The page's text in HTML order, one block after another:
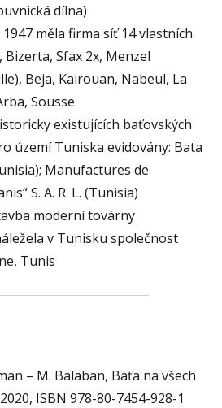
dílna)
měla firma síť 14 vlastních
Sfax 2x, Menzel
Beja, Kairouan, Nabeul, La
Sousse
existujících baťovských
území Tuniska evidovány: Bata
Manufactures de
S. A. R. L. (Tunisia)
moderní továrny
v Tunisku společnost
Tunis
– M. Balaban, Baťa na všech
ISBN 978-80-7454-928-1